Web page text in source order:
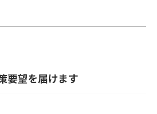
要望を届けます